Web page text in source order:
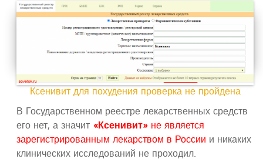
Ксенивит для похудения проверка не пройдена
В Государственном реестре лекарственных средств
его нет, а значит «Ксенивит» не является
зарегистрированным лекарством в России и никаких
клинических исследований не проходил.